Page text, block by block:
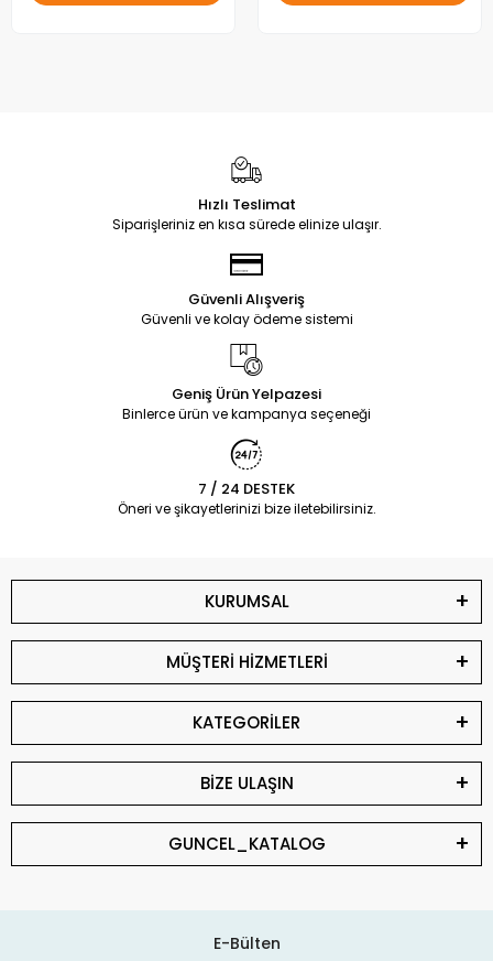
Hızlı Teslimat
Siparişleriniz en kısa sürede elinize ulaşır.
Güvenli Alışveriş
Güvenli ve kolay ödeme sistemi
Geniş Ürün Yelpazesi
Binlerce ürün ve kampanya seçeneği
7 / 24 DESTEK
Öneri ve şikayetlerinizi bize iletebilirsiniz.
KURUMSAL
MÜŞTERİ HİZMETLERİ
KATEGORİLER
BİZE ULAŞIN
GUNCEL_KATALOG
E-Bülten